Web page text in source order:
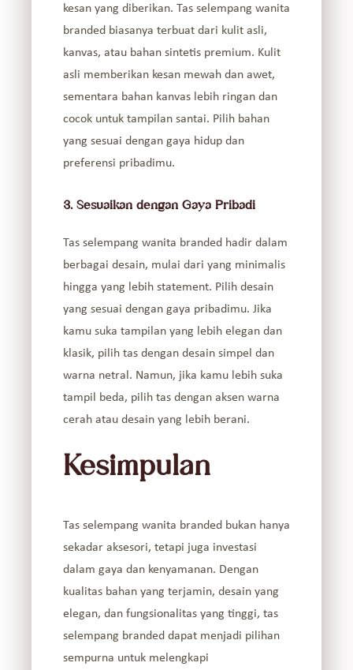
kesan yang diberikan. Tas selempang wanita
branded biasanya terbuat dari kulit asli,
kanvas, atau bahan sintetis premium. Kulit
asli memberikan kesan mewah dan awet,
sementara bahan kanvas lebih ringan dan
cocok untuk tampilan santai. Pilih bahan
yang sesuai dengan gaya hidup dan
preferensi pribadimu.
3. Sesuaikan dengan Gaya Pribadi
Tas selempang wanita branded hadir dalam
berbagai desain, mulai dari yang minimalis
hingga yang lebih statement. Pilih desain
yang sesuai dengan gaya pribadimu. Jika
kamu suka tampilan yang lebih elegan dan
klasik, pilih tas dengan desain simpel dan
warna netral. Namun, jika kamu lebih suka
tampil beda, pilih tas dengan aksen warna
cerah atau desain yang lebih berani.
Kesimpulan
Tas selempang wanita branded bukan hanya
sekadar aksesori, tetapi juga investasi
dalam gaya dan kenyamanan. Dengan
kualitas bahan yang terjamin, desain yang
elegan, dan fungsionalitas yang tinggi, tas
selempang branded dapat menjadi pilihan
sempurna untuk melengkapi